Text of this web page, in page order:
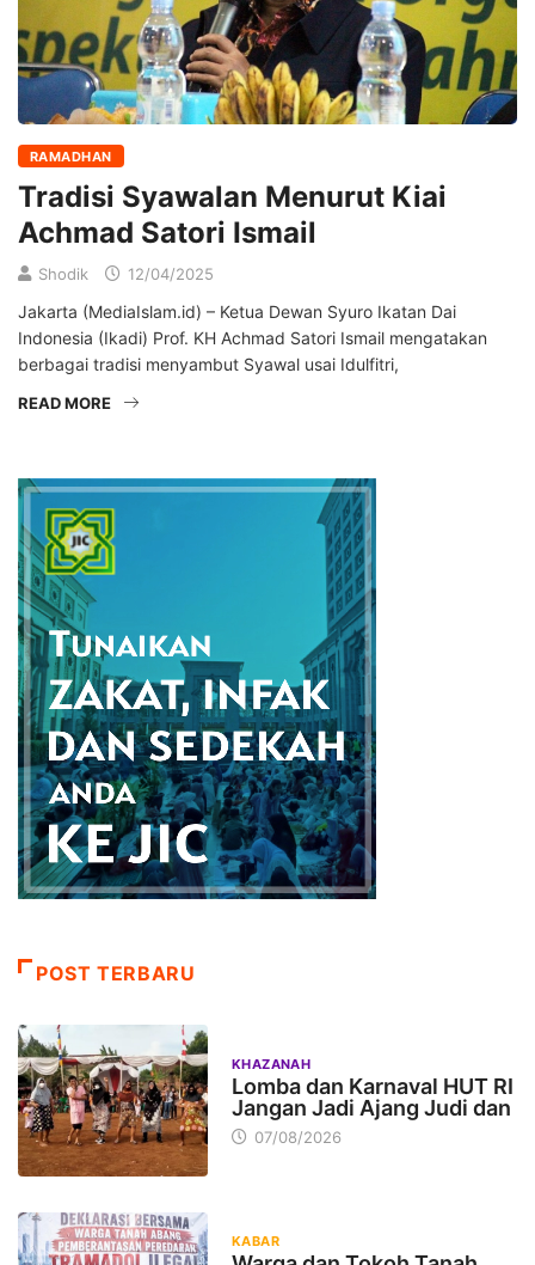
RAMADHAN
Tradisi Syawalan Menurut Kiai
Achmad Satori Ismail
Shodik 12/04/2025
Jakarta (MediaIslam.id) – Ketua Dewan Syuro Ikatan Dai
Indonesia (Ikadi) Prof. KH Achmad Satori Ismail mengatakan
berbagai tradisi menyambut Syawal usai Idulfitri,
READ MORE
POST TERBARU
KHAZANAH
Lomba dan Karnaval HUT RI
Jangan Jadi Ajang Judi dan
07/08/2026
KABAR